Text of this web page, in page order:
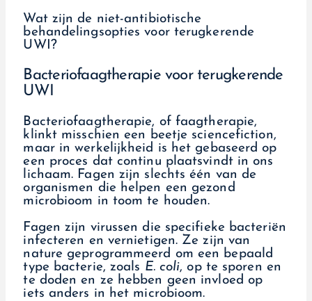
Wat zijn de niet-antibiotische
behandelingsopties voor terugkerende
UWI?
Bacteriofaagtherapie voor terugkerende
UWI
Bacteriofaagtherapie, of faagtherapie,
klinkt misschien een beetje sciencefiction,
maar in werkelijkheid is het gebaseerd op
een proces dat continu plaatsvindt in ons
lichaam. Fagen zijn slechts één van de
organismen die helpen een gezond
microbioom in toom te houden.
Fagen zijn virussen die specifieke bacteriën
infecteren en vernietigen. Ze zijn van
nature geprogrammeerd om een bepaald
type bacterie, zoals E. coli, op te sporen en
te doden en ze hebben geen invloed op
iets anders in het microbioom.